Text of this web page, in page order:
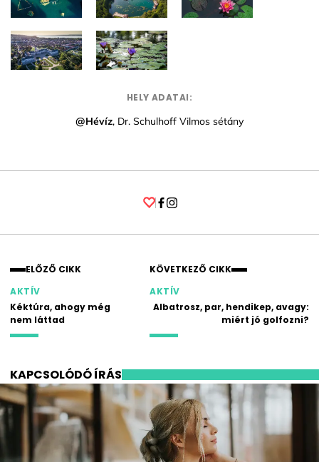
HELY ADATAI:
@Hévíz, Dr. Schulhoff Vilmos sétány
ELŐZŐ CIKK
AKTÍV
Kéktúra, ahogy még
nem láttad
KÖVETKEZŐ CIKK
AKTÍV
Albatrosz, par, hendikep, avagy:
miért jó golfozni?
KAPCSOLÓDÓ ÍRÁS